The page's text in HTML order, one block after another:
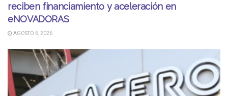
reciben financiamiento y aceleración en
eNOVADORAS
AGOSTO 6, 2026